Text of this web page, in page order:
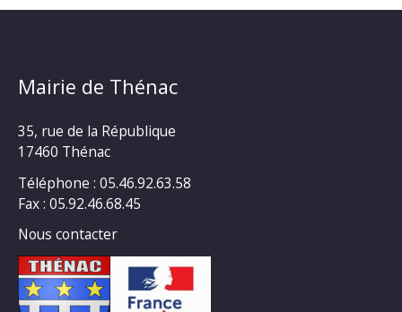
Mairie de Thénac
35, rue de la République
17460 Thénac
Téléphone : 05.46.92.63.58
Fax : 05.92.46.68.45
Nous contacter